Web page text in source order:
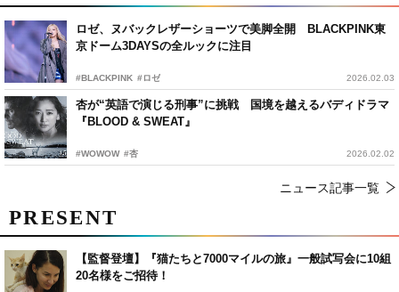
ロゼ、ヌバックレザーショーツで美脚全開 BLACKPINK東
京ドーム3DAYSの全ルックに注目
#BLACKPINK #ロゼ 2026.02.03
杏が“英語で演じる刑事”に挑戦 国境を越えるバディドラマ
『BLOOD & SWEAT』
#WOWOW #杏 2026.02.02
ニュース記事一覧
PRESENT
【監督登壇】『猫たちと7000マイルの旅』一般試写会に10組
20名様をご招待！